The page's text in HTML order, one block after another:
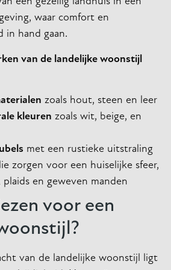
waar comfort en
in hand gaan.
van de landelijke woonstijl
zoals hout, steen en leer
kleuren zoals wit, beige, en
met een rustieke uitstraling
zorgen voor een huiselijke sfeer,
plaids en geweven manden
voor een
van de landelijke woonstijl ligt